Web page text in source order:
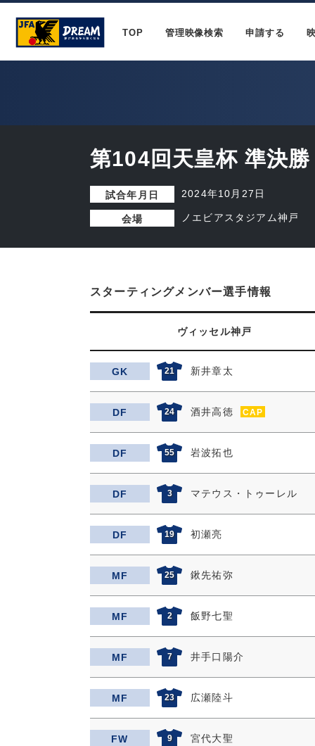
TOP 管理映像検索 申請する
第104回天皇杯 準決勝
試合年月日 2024年10月27日
会場 ノエビアスタジアム神戸
スターティングメンバー選手情報
ヴィッセル神戸
GK 21 新井章太
DF 24 酒井高徳 CAP
DF 55 岩波拓也
DF 3 マテウス・トゥーレル
DF 19 初瀬亮
MF 25 鍬先祐弥
MF 2 飯野七聖
MF 7 井手口陽介
MF 23 広瀬陸斗
FW 9 宮代大聖